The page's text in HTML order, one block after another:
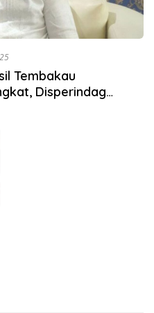
Tembakau
Disperindag